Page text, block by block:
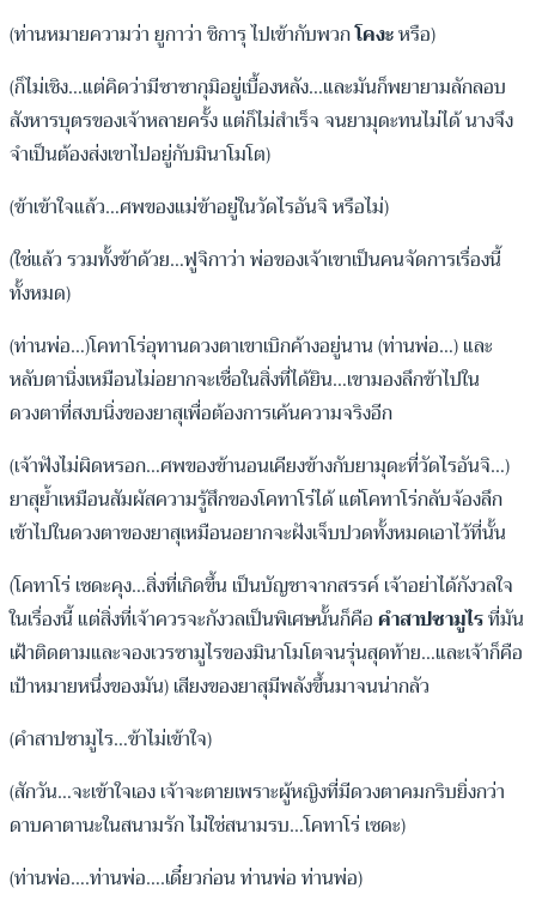
(ท่านหมายความว่า ยูกาว่า ชิการุ ไปเข้ากับพวกโคงะหรือ)
(ก็ไม่เชิง…แต่คิดว่ามีซาซากุมิอยู่เบื้องหลัง…และมันก็พยายามลักลอบ
สังหารบุตรของเจ้าหลายครั้ง แต่ก็ไม่สำเร็จ จนยามุดะทนไม่ได้ นางจึง
จำเป็นต้องส่งเขาไปอยู่กับมินาโมโต)
(ข้าเข้าใจแล้ว…ศพของแม่ข้าอยู่ในวัดไรอันจิ หรือไม่)
(ใช่แล้ว รวมทั้งข้าด้วย…ฟูจิกาว่า พ่อของเจ้าเขาเป็นคนจัดการเรื่องนี้
ทั้งหมด)
(ท่านพ่อ…)โคทาโร่อุทานดวงตาเขาเบิกค้างอยู่นาน (ท่านพ่อ…) และ
หลับตานิ่งเหมือนไม่อยากจะเชื่อในสิ่งที่ได้ยิน…เขามองลึกข้าไปใน
ดวงตาที่สงบนิ่งของยาสุเพื่อต้องการเค้นความจริงอีก
(เจ้าฟังไม่ผิดหรอก…ศพของข้านอนเคียงข้างกับยามุดะที่วัดไรอันจิ…)
ยาสุย้ำเหมือนสัมผัสความรู้สึกของโคทาโร่ได้ แต่โคทาโร่กลับจ้องลึก
เข้าไปในดวงตาของยาสุเหมือนอยากจะฝังเจ็บปวดทั้งหมดเอาไว้ที่นั้น
(โคทาโร่ เซดะคุง…สิ่งที่เกิดขึ้น เป็นบัญชาจากสรรค์ เจ้าอย่าได้กังวลใจ
ในเรื่องนี้ แต่สิ่งที่เจ้าควรจะกังวลเป็นพิเศษนั้นก็คือคำสาปซามูไรที่มัน
เฝ้าติดตามและจองเวรซามูไรของมินาโมโตจนรุ่นสุดท้าย…และเจ้าก็คือ
เป้าหมายหนึ่งของมัน) เสียงของยาสุมีพลังขึ้นมาจนน่ากลัว
(คำสาปซามูไร…ข้าไม่เข้าใจ)
(สักวัน…จะเข้าใจเอง เจ้าจะตายเพราะผู้หญิงที่มีดวงตาคมกริบยิ่งกว่า
ดาบคาตานะในสนามรัก ไม่ใช่สนามรบ…โคทาโร่ เซดะ)
(ท่านพ่อ….ท่านพ่อ….เดี๋ยวก่อน ท่านพ่อ ท่านพ่อ)